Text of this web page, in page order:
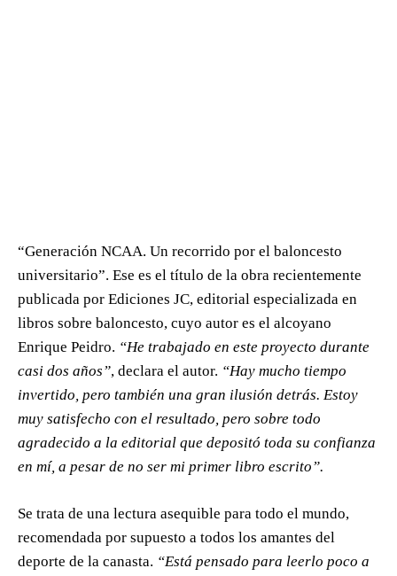
“Generación NCAA. Un recorrido por el baloncesto
universitario”. Ese es el título de la obra recientemente
publicada por Ediciones JC, editorial especializada en
libros sobre baloncesto, cuyo autor es el alcoyano
Enrique Peidro. “He trabajado en este proyecto durante
casi dos años”, declara el autor. “Hay mucho tiempo
invertido, pero también una gran ilusión detrás. Estoy
muy satisfecho con el resultado, pero sobre todo
agradecido a la editorial que depositó toda su confianza
en mí, a pesar de no ser mi primer libro escrito”.
Se trata de una lectura asequible para todo el mundo,
recomendada por supuesto a todos los amantes del
deporte de la canasta. “Está pensado para leerlo poco a